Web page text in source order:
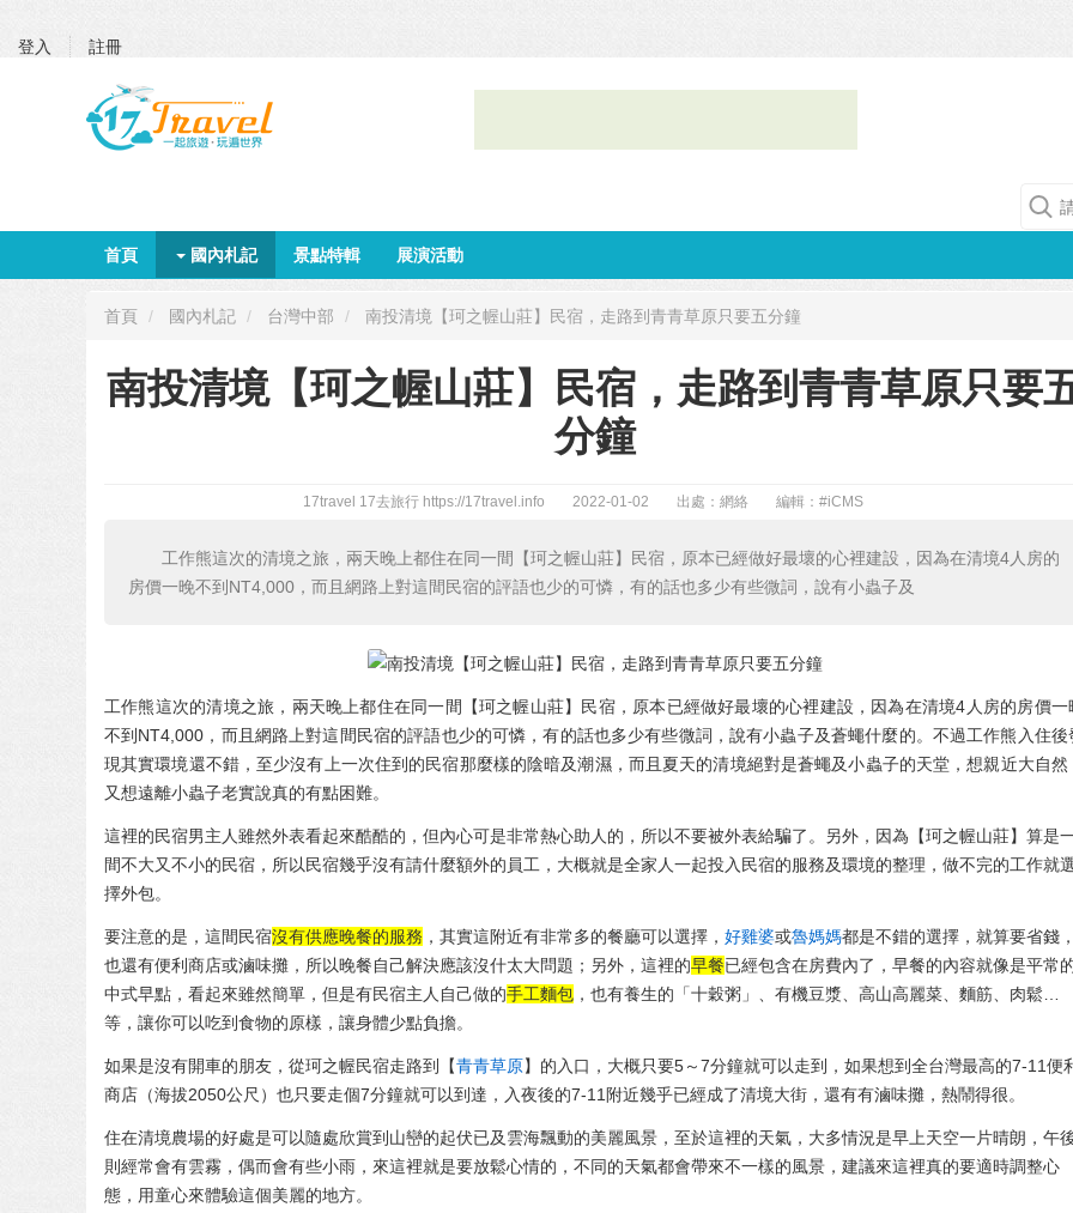
登入 註冊
首頁 國內札記 景點特輯 展演活動
首頁 國內札記 台灣中部 南投清境【珂之幄山莊】民宿，走路到青青草原只要五分鐘
南投清境【珂之幄山莊】民宿，走路到青青草原只要
分鐘
17travel 17去旅行https://17travel.info 2022-01-02 出處：網絡 編輯： #iCMS
工作熊這次的清境之旅，兩天晚上都住在同一間【珂之幄山莊】民宿，原本已經做好最壞的心裡建設，因為在清境4人房的
房價一晚不到NT4,000，而且網路上對這間民宿的評語也少的可憐，有的話也多少有些微詞，說有小蟲子及
工作熊這次的清境之旅，兩天晚上都住在同一間【珂之幄山莊】民宿， 原本已經做好最壞的心裡建設，因為在清境4人房的房價一
不到NT4,000，而且網路上對這間民宿的評語也少的可憐，有的話也多少有些微詞，說有小蟲子及蒼蠅什麼的。 不過工作熊入住後
現其實環境還不錯，至少沒有上一次住到的民宿那麼樣的陰暗及潮濕，而且夏天的清境絕對是蒼蠅及小蟲子的天堂，想親近大自然
又想遠離小蟲子老實說真的有點困難。
這裡的民宿男主人雖然外表看起來酷酷的，但內心可是非常熱心助人的，所以不要被外表給騙了。
另外，因為【珂之幄山莊】算是
間不大又不小的民宿，所以民宿幾乎沒有請什麼額外的員工，大概就是全家人一起投入民宿的服務及環境的整理，做不完的工作就
擇外包。
要注意的是，這間民宿沒有供應晚餐的服務 ，其實這附近有非常多的餐廳可以選擇， 好雞婆或魯媽媽都是不錯的選擇，就算要省錢
也還有便利商店或滷味攤，所以晚餐自己解決應該沒什太大問題；另外，這裡的早餐已經包含在房費內了，早餐的內容就像是平常
中式早點，看起來雖然簡單，但是有民宿主人自己做的手工麵包 ，也有養生的「十穀粥」、有機豆漿、高山高麗菜、麵筋、肉鬆…
等，讓你可以吃到食物的原樣，讓身體少點負擔。
如果是沒有開車的朋友，從珂之幄民宿走路到【青青草原】的入口，大概只要5～7分鐘就可以走到，如果想到全台灣最高的7-11便
商店（海拔2050公尺）也只要走個7分鐘就可以到達，入夜後的7-11附近幾乎已經成了清境大街，還有有滷味攤，熱鬧得很。
住在清境農場的好處是可以隨處欣賞到山巒的起伏已及雲海飄動的美麗風景，至於這裡的天氣，大多情況是早上天空一片晴朗，午
則經常會有雲霧，偶而會有些小雨，來這裡就是要放鬆心情的，不同的天氣都會帶來不一樣的風景，建議來這裡真的要適時調整心
態，用童心來體驗這個美麗的地方。